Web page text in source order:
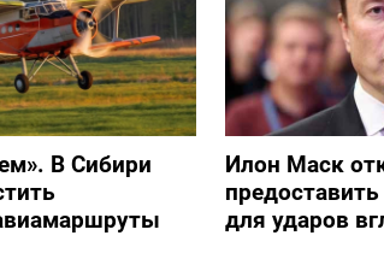
В Сибири
Илон Маск
для ударов